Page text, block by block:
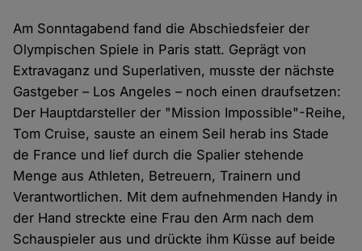
Am Sonntagabend fand die Abschiedsfeier der
Olympischen Spiele in Paris statt. Geprägt von
Extravaganz und Superlativen, musste der nächste
Gastgeber – Los Angeles – noch einen draufsetzen:
Der Hauptdarsteller der "Mission Impossible"-Reihe,
Tom Cruise, sauste an einem Seil herab ins Stade
de France und lief durch die Spalier stehende
Menge aus Athleten, Betreuern, Trainern und
Verantwortlichen. Mit dem aufnehmenden Handy in
der Hand streckte eine Frau den Arm nach dem
Schauspieler aus und drückte ihm Küsse auf beide